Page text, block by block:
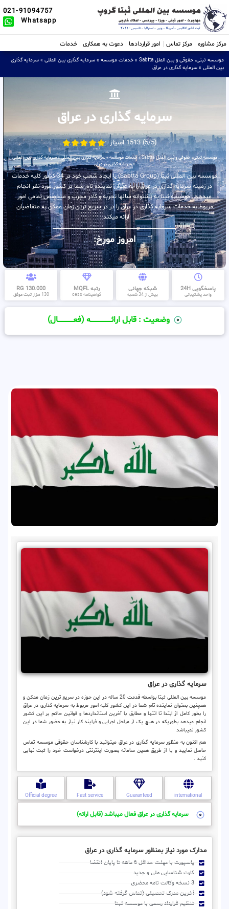
021-91094757
Whatsapp
مرکز مشاوره مرکز تماس امور قراردادها دعوت به همکاری خدمات
موسسه ثبتی، حقوقی و بین الملل Sabtta » خدمات موسسه » سرمایه گذاری بین المللی » سرمایه گذاری
بین المللی » سرمایه گذاری در عراق
سرمایه گذاری در عراق
(5/5) 1513 امتیاز
موسسه ثبتی، حقوقی و بین الملل Sabtta »خدمات موسسه»سرمایه گذاری بین المللی»سرمایه گذاری بین المللی
»سرمایه گذاری در عراق
موسسه بین المللی ثبتا (Sabtta Group) با ایجاد شعب خود در 34 کشور کلیه خدمات
در زمینه سرمایه گذاری در عراق را به عنوان نماینده تام شما در کشور مورد نظر انجام
میدهد . موسسه ثبتا به پشتوانه سالها تجربه و کادر مجرب و متخصص تمامی امور
مربوط به خدمات سرمایه گذاری در عراق را در در سریع ترین زمان ممکن به متقاضیان
ارائه میکند .
امروز مورخ:
پاسخگویی 24H
واحد پشتیبانی
شبکه جهانی
بیش از 34 شعبه
رتبه MQFL
گواهینامه cess
130.000 RG
130 هزار ثبت موفق
وضعیت : قابل ارائــــــــــــــــــــه (فعـــــــــــــــال)
سرمایه گذاری در عراق
موسسه بین المللی ثبتا بواسطه قدمت 20 ساله در این حوزه در سریع ترین زمان ممکن و
همچنین بعنوان نماینده تام شما در این کشور کلیه امور مربوط به سرمایه گذاری در عراق
را بطور کامل از ابتدا تا انتها و مطابق با آخرین استانداردها و قوانین حاکم بر این کشور
انجام میدهد بطوریکه در هیچ یک از مراحل اجرایی و فرایند کار نیاز به حضور شما در این
کشور نمیباشد
هم اکنون به منظور سرمایه گذاری در عراق میتوانید با کارشناسان حقوقی موسسه تماس
حاصل نمایید و یا از طریق همین سامانه بصورت اینترنتی درخواست خود را ثبت نهایی
کنید .
international
Guaranteed
Fast service
Official degree
سرمایه گذاری در عراق فعال میباشد (قابل ارائه)
مدارک مورد نیاز بمنظور سرمایه گذاری در عراق
پاسپورت با مهلت حداقل 6 ماهه تا پایان انقضا
کارت شناسایی ملی و جدید
3 نسخه وکالت نامه محضری
آخرین مدرک تحصیلی (تماس گرفته شود)
تنظیم قرارداد رسمی با موسسه ثبتا